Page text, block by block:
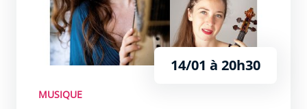
14/01 à 20h30
MUSIQUE